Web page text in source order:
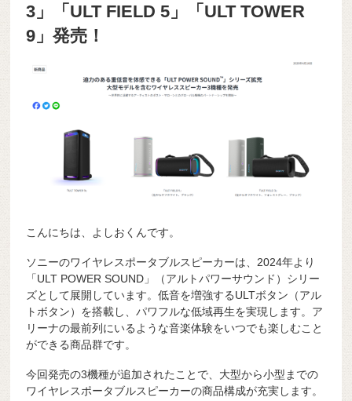
3」「ULT FIELD 5」「ULT TOWER
9」発売！
こんにちは、よしおくんです。
ソニーのワイヤレスポータブルスピーカーは、2024年より
「ULT POWER SOUND」（アルトパワーサウンド）シリー
ズとして展開しています。低音を増強するULTボタン（アル
トボタン）を搭載し、パワフルな低域再生を実現します。ア
リーナの最前列にいるような音楽体験をいつでも楽しむこと
ができる商品群です。
今回発売の3機種が追加されたことで、大型から小型までの
ワイヤレスポータブルスピーカーの商品構成が充実します。